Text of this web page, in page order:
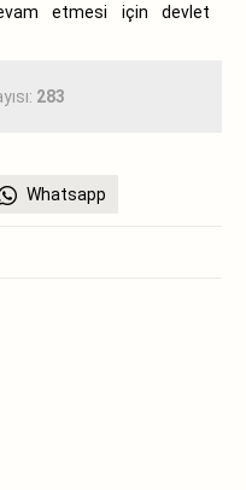
etmesi için devlet
283
Whatsapp